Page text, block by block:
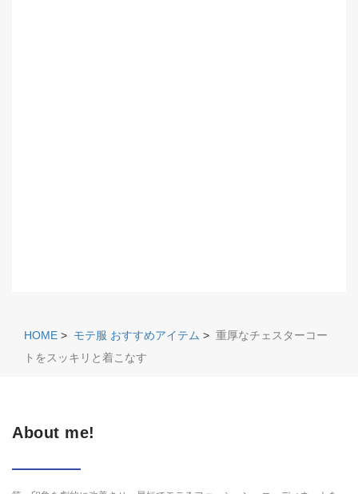
HOME > モテ服 おすすめアイテム > 重厚なチェスターコー
トをスッキリと着こなす
About me!